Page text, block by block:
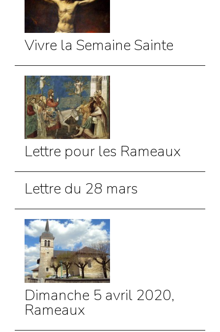
Vivre la Semaine Sainte
Lettre pour les Rameaux
Lettre du 28 mars
Dimanche 5 avril 2020,
Rameaux